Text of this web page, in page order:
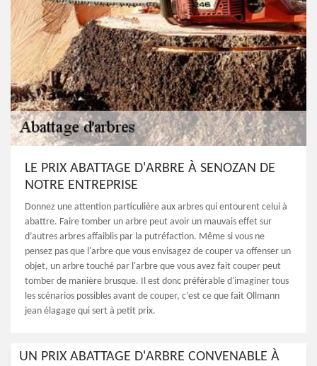
LE PRIX ABATTAGE D'ARBRE À SENOZAN DE
NOTRE ENTREPRISE
Donnez une attention particulière aux arbres qui entourent celui à
abattre. Faire tomber un arbre peut avoir un mauvais effet sur
d’autres arbres affaiblis par la putréfaction. Même si vous ne
pensez pas que l'arbre que vous envisagez de couper va offenser un
objet, un arbre touché par l'arbre que vous avez fait couper peut
tomber de manière brusque. Il est donc préférable d'imaginer tous
les scénarios possibles avant de couper, c’est ce que fait Ollmann
jean élagage qui sert à petit prix.
UN PRIX ABATTAGE D'ARBRE CONVENABLE À